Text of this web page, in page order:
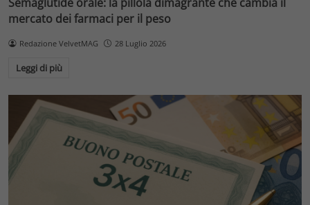
mercato dei farmaci per il peso
Redazione VelvetMAG 28 Luglio 2026
Leggi di più